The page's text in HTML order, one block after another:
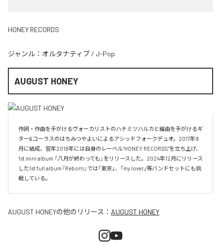
HONEY RECORDS
ジャンル： オルタナティブ / J-Pop
AUGUST HONEY
作詞・作曲を手がけるヴォーカリストのハチミツハルカと編曲を手がけるギ
ター&コーラスのはちみつやよいによるアシッドフォークデュオ。2017年9
月に結成、翌年2018年には自身のレーベル”HONEY RECORDS"を立ち上げ、
1st mini album 『八月が終わっても』をリリースした。2024年12月にリリース
した1st full album『Reborn』では「東京」、「my lover」等バンドセットにも挑
戦している。
AUGUST HONEYの他のリリース： AUGUST HONEY